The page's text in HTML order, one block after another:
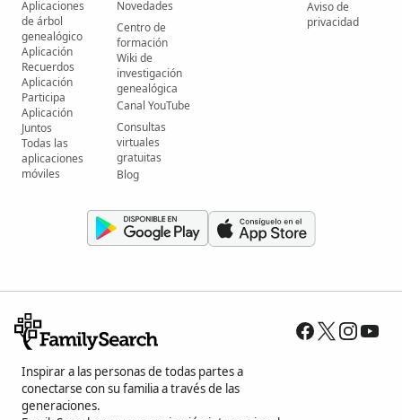
Aplicaciones
de árbol
genealógico
Aplicación
Recuerdos
Aplicación
Participa
Aplicación
Juntos
Todas las
aplicaciones
móviles
Novedades
Centro de
formación
Wiki de
investigación
genealógica
Canal YouTube
Consultas
virtuales
gratuitas
Blog
Aviso de
privacidad
Inspirar a las personas de todas partes a
conectarse con su familia a través de las
generaciones.